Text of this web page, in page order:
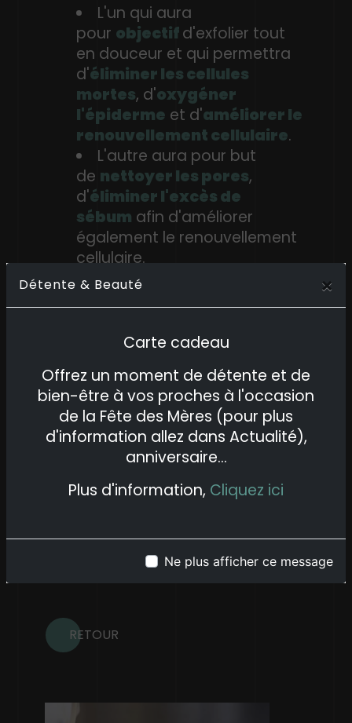
Détente & Beauté ×
Carte cadeau
Offrez un moment de détente et de
bien-être à vos proches à l'occasion
de la Fête des Mères (pour plus
d'information allez dans Actualité),
anniversaire...
Plus d'information, Cliquez ici
Ne plus afficher ce message
L'un qui aura
pour objectifd'exfolier tout
en douceur et qui permettra
d'éliminer les cellules
mortes, d'oxygéner
l'épiderme et d'améliorer le
renouvellement cellulaire.
L'autre aura pour but
de nettoyer les pores,
d'éliminer l'excès de
sébum afin d'améliorer
également le renouvellement
cellulaire.
C'est ensuite la phase de
traitement avec l'application de
crèmes par le massage et la pose
d'un masque approprié pour faire
pénétrer les principes actifs. Et
voilà, pour finir nous appliquerons
descrèmes spéciales pour le
contour des yeux dans le but de
parfaire votre regard.
Vous souhaitez un rendez-vous ?
RETOUR